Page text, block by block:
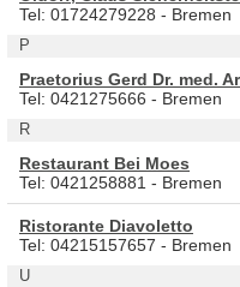
Tel: 01724279228 - Bremen
P
Praetorius Gerd Dr. med.
Tel: 0421275666 - Bremen
R
Restaurant Bei Moes
Tel: 0421258881 - Bremen
Ristorante Diavoletto
Tel: 04215157657 - Bremen
U